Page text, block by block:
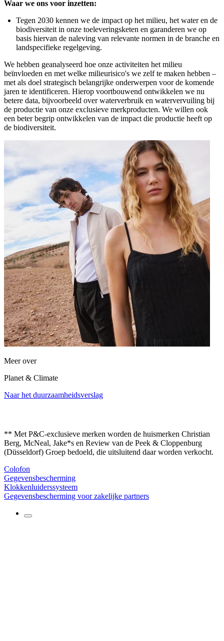
Waar we ons voor inzetten:
Tegen 2030 kennen we de impact op het milieu, het water en de
biodiversiteit in onze toeleveringsketen en garanderen we op
basis hiervan de naleving van relevante normen in de branche en
landspecifieke regelgeving.
We hebben geanalyseerd hoe onze activiteiten het milieu
beïnvloeden en met welke milieurisico's we zelf te maken hebben –
met als doel strategisch belangrijke onderwerpen voor de komende
jaren te identificeren. Hierop voortbouwend ontwikkelen we nu
betere data, bijvoorbeeld over waterverbruik en watervervuiling bij
de productie van onze exclusieve merkproducten. We willen ook
een beter begrip ontwikkelen van de impact die productie heeft op
de biodiversiteit.
Meer over
Planet & Climate
Naar het duurzaamheidsverslag
** Met P&C-exclusieve merken worden de huismerken Christian
Berg, McNeal, Jake*s en Review van de Peek & Cloppenburg
(Düsseldorf) Groep bedoeld, die uitsluitend daar worden verkocht.
Colofon
Gegevensbescherming
Klokkenluiderssysteem
Gegevensbescherming voor zakelijke partners